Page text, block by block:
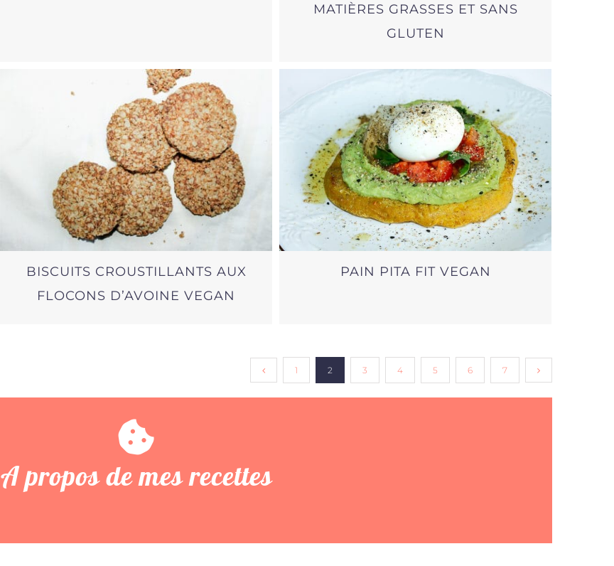
MATIÈRES GRASSES ET SANS
GLUTEN
BISCUITS CROUSTILLANTS AUX
FLOCONS D’AVOINE VEGAN
PAIN PITA FIT VEGAN
1 2 3 4 5 6 7
A propos de mes recettes